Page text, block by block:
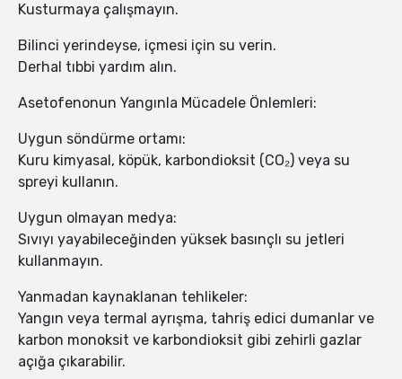
Kusturmaya çalışmayın.
Bilinci yerindeyse, içmesi için su verin.
Derhal tıbbi yardım alın.
Asetofenonun Yangınla Mücadele Önlemleri:
Uygun söndürme ortamı:
Kuru kimyasal, köpük, karbondioksit (CO₂) veya su
spreyi kullanın.
Uygun olmayan medya:
Sıvıyı yayabileceğinden yüksek basınçlı su jetleri
kullanmayın.
Yanmadan kaynaklanan tehlikeler:
Yangın veya termal ayrışma, tahriş edici dumanlar ve
karbon monoksit ve karbondioksit gibi zehirli gazlar
açığa çıkarabilir.